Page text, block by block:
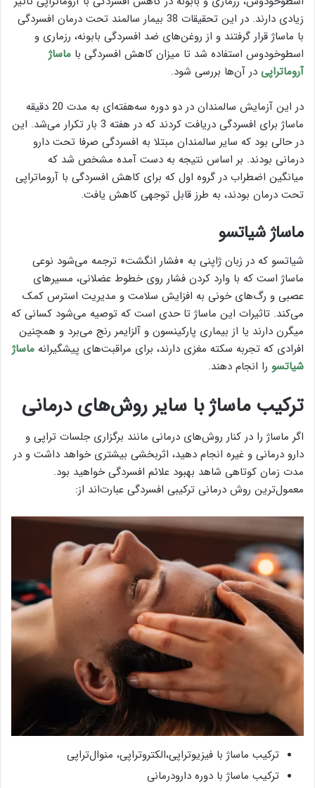
زیادی دارند. در این تحقیقات 38 بیمار سالمند تحت درمان افسردگی
با ماساژ قرار گرفتند و از روغن‌های ضد افسردگی بابونه، رزماری و
اسطوخودوس استفاده شد تا میزان کاهش افسردگی با ماساژ
آروماتراپی در آن‌ها بررسی شود.
در این آزمایش سالمندان در دو دوره سه‌هفته‌ای به مدت 20 دقیقه
ماساژ برای افسردگی دریافت کردند که در هفته 3 بار تکرار می‌شد. این
در حالی بود که سایر سالمندان مبتلا به افسردگی صرفا تحت دارو
درمانی بودند. بر اساس نتیجه به دست آمده مشخص شد که
میانگین اضطراب در گروه اول که برای کاهش افسردگی با آروماتراپی
تحت درمان بودند، به طرز قابل توجهی کاهش یافت.
ماساژ شیاتسو
شیاتسو که در زبان ژاپنی به «فشار انگشت» ترجمه می‌شود نوعی
ماساژ است که با وارد کردن فشار روی خطوط عضلانی، مسیرهای
عصبی و رگ‌های خونی به افزایش سلامت و مدیریت استرس کمک
می‌کند. تاثیرات این ماساژ تا حدی است که توصیه می‌شود کسانی که
میگرن دارند یا از بیماری پارکینسون و آلزایمر رنج می‌برد و همچنین
افرادی که تجربه سکته مغزی دارند، برای مراقبت‌های پیشگیرانه ماساژ
شیاتسو را انجام دهند.
ترکیب ماساژ با سایر روش‌های درمانی
اگر ماساژ را در کنار روش‌های درمانی مانند برگزاری جلسات تراپی و
دارو درمانی و غیره انجام دهید، اثربخشی بیشتری خواهد داشت و در
مدت زمان کوتاهی شاهد بهبود علائم افسردگی خواهید بود.
معمول‌ترین روش درمانی ترکیبی افسردگی عبارت‌اند از:
ترکیب ماساژ با فیزیوتراپی،الکتروتراپی، منوال‌تراپی
ترکیب ماساژ با دوره دارودرمانی